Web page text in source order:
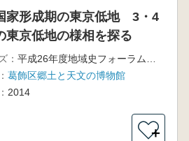
家形成期の東京低地 3・4
東京低地の様相を探る
：
葛飾区郷土と天文の博物館
2014
＋